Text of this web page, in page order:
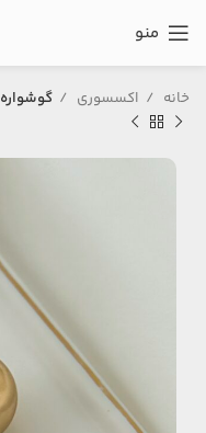
منو
خانه اکسسوری گوشواره